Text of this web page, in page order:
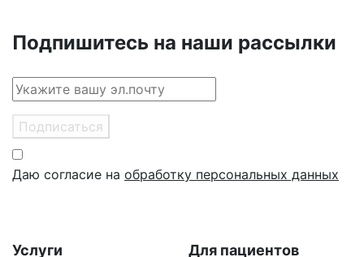
Подпишитесь на наши рассылки
Подписаться
Даю согласие на обработку персональных данных
Услуги Для пациентов